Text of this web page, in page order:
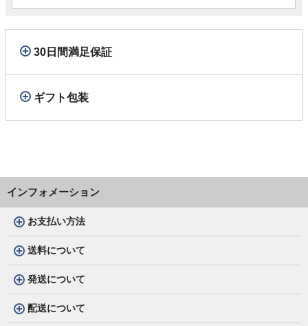
30日間満足保証
ギフト包装
インフォメーション
お支払い方法
送料について
発送について
配送について